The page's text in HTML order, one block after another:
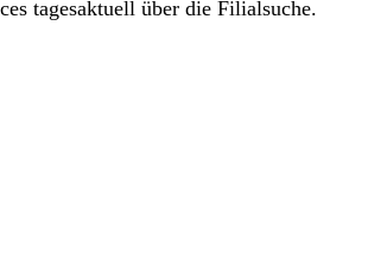
tagesaktuell über die Filialsuche.